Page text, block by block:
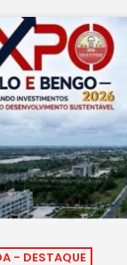
- DESTAQUE